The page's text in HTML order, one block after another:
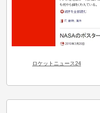
ロケットニュース24